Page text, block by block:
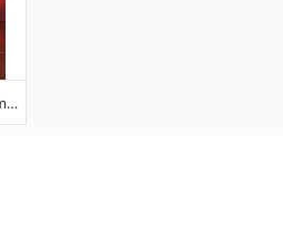
Weihnachtsmann-Vollversammlung 2014